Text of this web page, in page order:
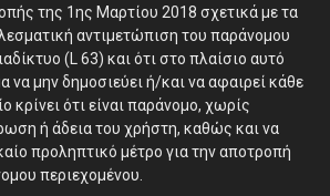
της 1ης Μαρτίου 2018 σχετικά με τα
αντιμετώπιση του παράνομου
(L 63) και ότι στο πλαίσιο αυτό
να μην δημοσιεύει ή/και να αφαιρεί κάθε
κρίνει ότι είναι παράνομο, χωρίς
ή άδεια του χρήστη, καθώς και να
προληπτικό μέτρο για την αποτροπή
περιεχομένου.